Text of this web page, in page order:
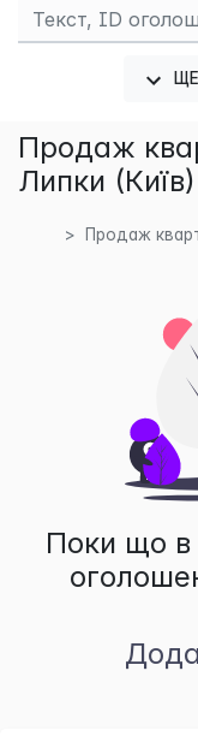
Продаж
Липки
Продаж
Поки що в